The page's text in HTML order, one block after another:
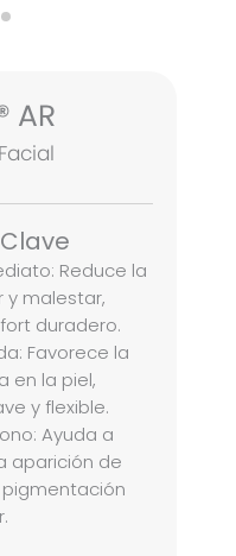
AR
Reduce la
y malestar,
duradero.
Favorece la
en la piel,
y flexible.
Ayuda a
aparición de